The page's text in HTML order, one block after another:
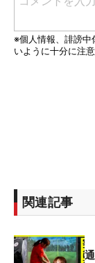
関連記事